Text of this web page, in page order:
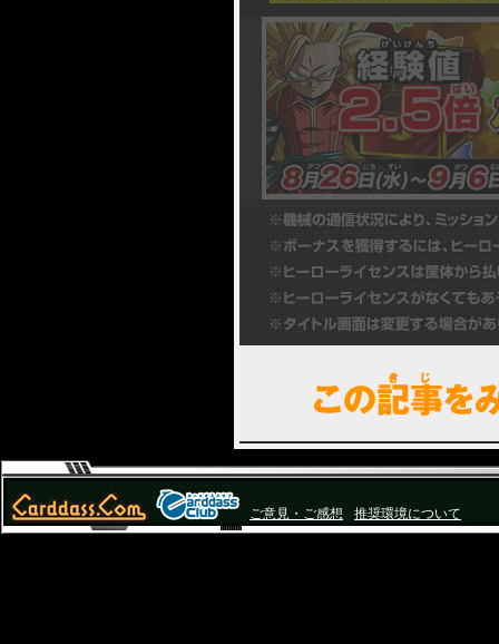
ご意見・ご感想 推奨環境について